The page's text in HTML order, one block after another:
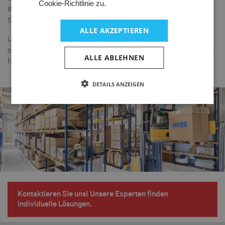
Ihnen unser technischer Außendienst jederzeit beratend zur
Seite.
Unser Anspruch ist es dabei, für Sie und Ihre Anforderungen
optimale Lösungen zum Schutz von Menschen und Maschinen zu
finden.
Kontaktieren Sie uns! Unsere Experten finden
individuelle Lösungen.
Cookie-Richtlinie zu.
ALLE AKZEPTIEREN
ALLE ABLEHNEN
DETAILS ANZEIGEN